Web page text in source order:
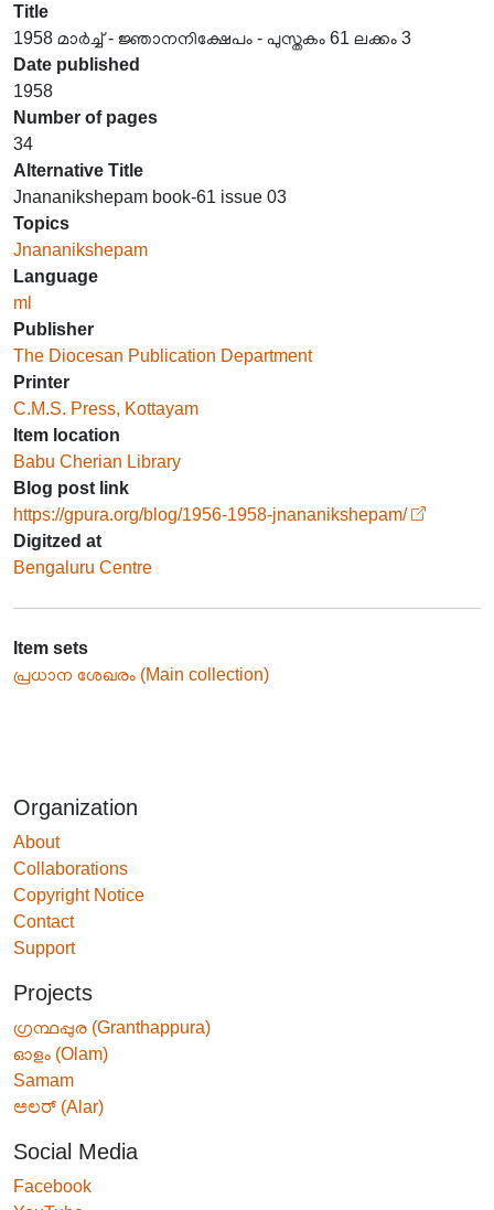
Title
1958 മാർച്ച് - ജ്ഞാനനിക്ഷേപം - പുസ്തകം 61 ലക്കം 3
Date published
1958
Number of pages
34
Alternative Title
Jnananikshepam book-61 issue 03
Topics
Jnananikshepam
Language
ml
Publisher
The Diocesan Publication Department
Printer
C.M.S. Press, Kottayam
Item location
Babu Cherian Library
Blog post link
https://gpura.org/blog/1956-1958-jnananikshepam/
Digitzed at
Bengaluru Centre
Item sets
പ്രധാന ശേഖരം (Main collection)
Organization
About
Collaborations
Copyright Notice
Contact
Support
Projects
ഗ്രന്ഥപ്പുര (Granthappura)
ഓളം (Olam)
Samam
ಅಲರ್ (Alar)
Social Media
Facebook